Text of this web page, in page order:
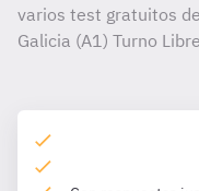
varios test gratuitos
Galicia (A1) Turno